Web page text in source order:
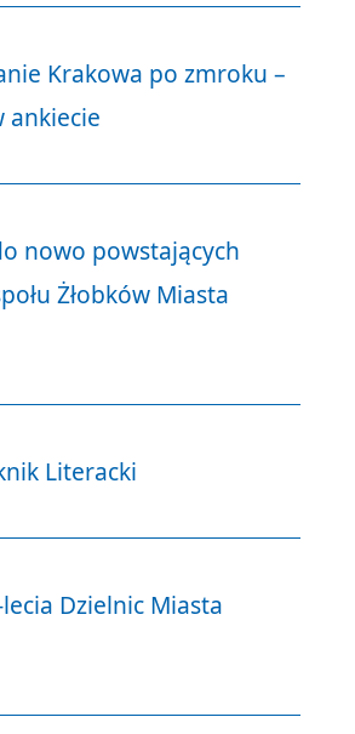
Krakowa po zmroku –
ankiecie
nowo powstających
Żłobków Miasta
Literacki
Dzielnic Miasta